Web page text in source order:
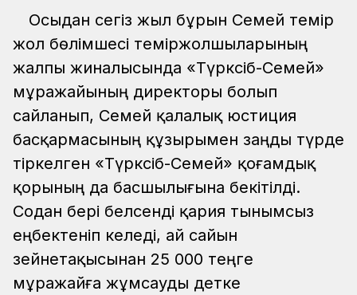
Осыдан сегіз жыл бұрын Семей темір
жол бөлімшесі теміржолшыларының
жалпы жиналысында «Түрксіб-Семей»
мұражайының директоры болып
сайланып, Семей қалалық юстиция
басқармасының құзырымен заңды түрде
тіркелген «Түрксіб-Семей» қоғамдық
қорының да басшылығына бекітілді.
Содан бері белсенді қария тынымсыз
еңбектеніп келеді, ай сайын
зейнетақысынан 25 000 теңге
мұражайға жұмсауды әдетке